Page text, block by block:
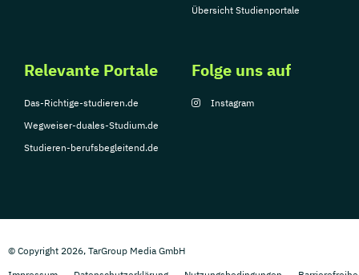
Übersicht Studienportale
Relevante Portale
Das-Richtige-studieren.de
Wegweiser-duales-Studium.de
Studieren-berufsbegleitend.de
Folge uns auf
Instagram
© Copyright 2026, TarGroup Media GmbH